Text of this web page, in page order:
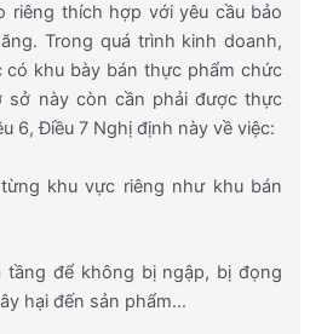
riêng thích hợp với yêu cầu bảo
Trong quá trình kinh doanh,
khu bày bán thực phẩm chức
sở này còn cần phải được thực
6, Điều 7 Nghị định này về việc:
khu vực riêng như khu bán
tầng để không bị ngập, bị đọng
hại đến sản phẩm…